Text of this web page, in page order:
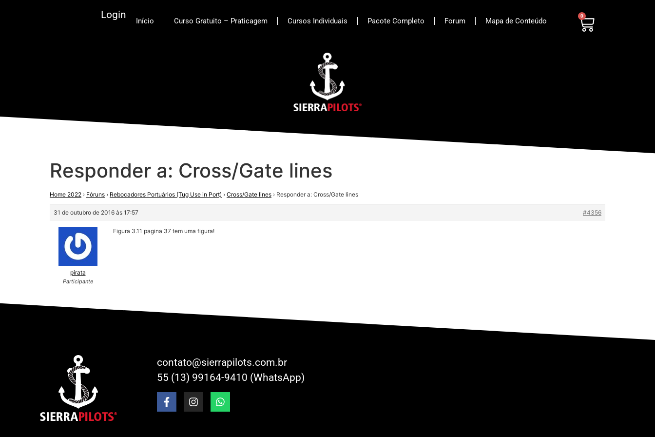
Início Curso Gratuito – Praticagem Cursos Individuais Pacote Completo Forum Mapa de Conteúdo
Login 0
Responder a: Cross/Gate lines
Home 2022 › Fóruns › Rebocadores Portuários (Tug Use in Port) › Cross/Gate lines › Responder a: Cross/Gate lines
31 de outubro de 2016 às 17:57 #4356
pirata
Participante
Figura 3.11 pagina 37 tem uma figura!
contato@sierrapilots.com.br
55 (13) 99164-9410 (WhatsApp)